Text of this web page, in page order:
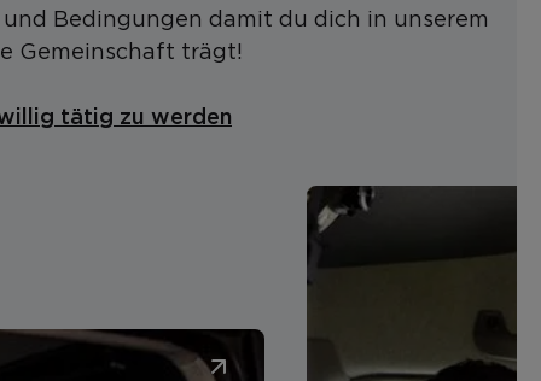
Bedingungen damit du dich in unserem
Gemeinschaft trägt!
tätig zu werden